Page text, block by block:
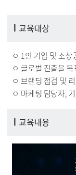
교육대상
ㅇ 1인 기업 및 소상
ㅇ 글로벌 진출을
ㅇ 브랜딩 점검 및
ㅇ 마케팅 담당자,
교육내용